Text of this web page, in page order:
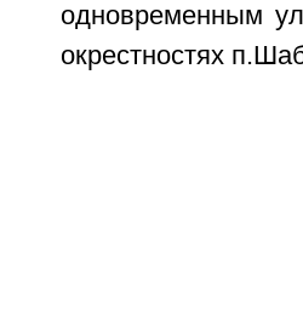
одновременным
окрестностях